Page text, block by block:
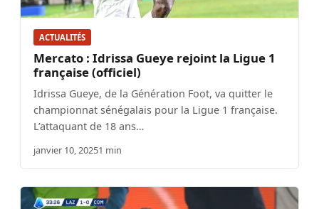
ACTUALITÉS
Mercato : Idrissa Gueye rejoint la Ligue 1
française (officiel)
Idrissa Gueye, de la Génération Foot, va quitter le
championnat sénégalais pour la Ligue 1 française.
L’attaquant de 18 ans…
janvier 10, 20251 min